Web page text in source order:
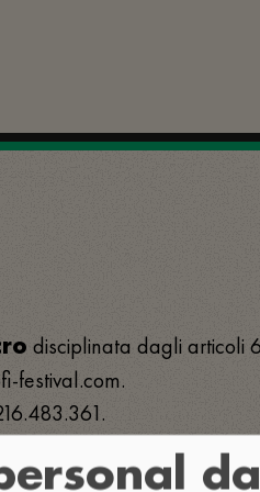
disciplinata dagli articoli
festival.com.